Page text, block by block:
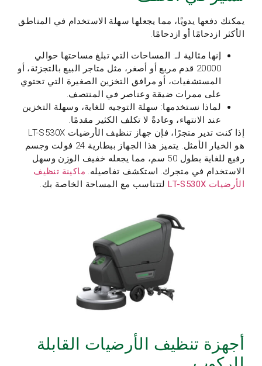
يمكنك دفعها يدويًا، مما يجعلها سهلة الاستخدام في المناطق
الأكثر ازدحامًا أو ازدحامًا.
إنها مثالية لـ: المساحات التي تبلغ مساحتها حوالي
20000 قدم مربع أو أصغر، مثل متاجر البيع بالتجزئة، أو
المستشفيات، أو مرافق التخزين الصغيرة التي تحتوي
على ممرات ضيقة وعناصر في المنتصف.
لماذا نستخدمها: سهلة التوجيه للغاية، وسهلة التخزين
عند الانتهاء، وعادةً لا تكلف الكثير مقدمًا.
إذا كنت تدير متجرًا، فإن جهاز تنظيف الأرضيات LT-S530X
هو الخيار الأمثل. يتميز هذا الجهاز ببطارية 24 فولت وجسم
رفيع للغاية بطول 50 سم، مما يجعله خفيف الوزن وسهل
الاستخدام في متجرك. استكشف تفاصيله. ماكينة تنظيف
الأرضيات LT-S530X
لتتناسب مع المساحة الخاصة بك.
أجهزة تنظيف الأرضيات القابلة